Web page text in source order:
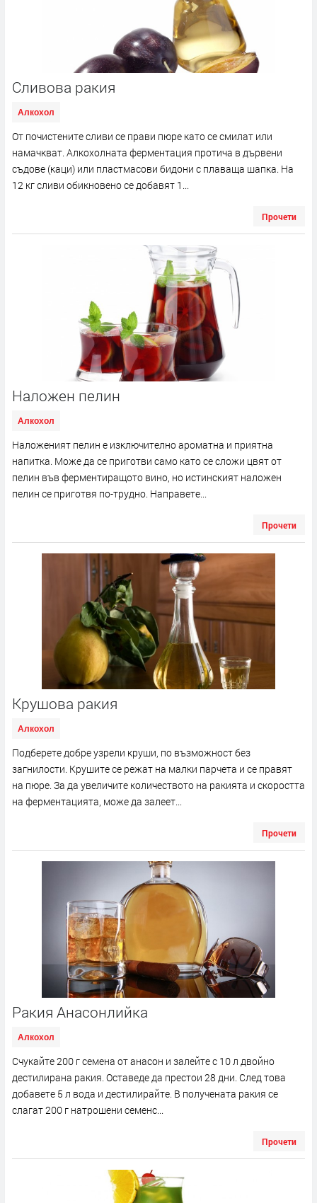
Сливова ракия
Алкохол
От почистените сливи се прави пюре като се смилат или
намачкват. Алкохолната ферментация протича в дървени
съдове (каци) или пластмасови бидони с плаваща шапка. На
12 кг сливи обикновено се добавят 1...
Прочети
Наложен пелин
Алкохол
Наложеният пелин е изключително ароматна и приятна
напитка. Може да се приготви само като се сложи цвят от
пелин във ферментиращото вино, но истинският наложен
пелин се приготвя по-трудно. Направете...
Прочети
Крушова ракия
Алкохол
Подберете добре узрели круши, по възможност без
загнилости. Крушите се режат на малки парчета и се правят
на пюре. За да увеличите количеството на ракията и скоростта
на ферментацията, може да залеет...
Прочети
Ракия Анасонлийка
Алкохол
Счукайте 200 г семена от анасон и залейте с 10 л двойно
дестилирана ракия. Оставеде да престои 28 дни. След това
добавете 5 л вода и дестилирайте. В получената ракия се
слагат 200 г натрошени семенс...
Прочети